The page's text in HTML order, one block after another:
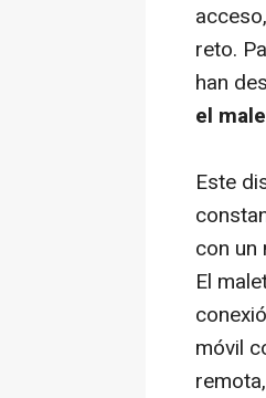
reto.
han
el
Este
con un
El
móvil